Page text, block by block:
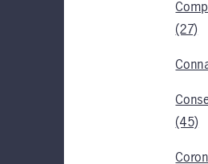
(27)
(45)